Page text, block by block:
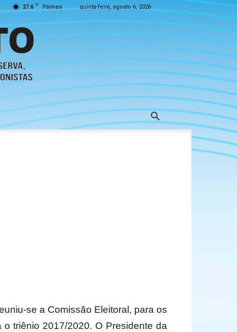
27.6 C Palmas quinta-feira, agosto 6, 2026
se a Comissão Eleitoral, para os
triênio 2017/2020. O Presidente da